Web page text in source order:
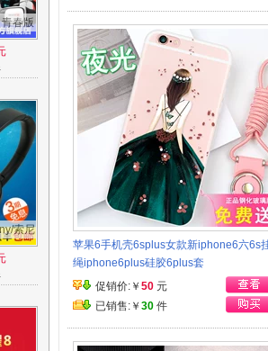
春版
网通平
索尼
噪耳
苹果6手机壳6splus女款新iphone6六6s
绳iphone6plus硅胶6plus套
促销价:￥ 50 元
已销售:￥ 30 件